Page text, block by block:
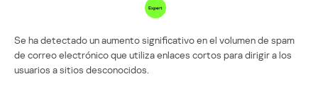
Se ha detectado un aumento significativo en el volumen de spam
de correo electrónico que utiliza enlaces cortos para dirigir a los
usuarios a sitios desconocidos.